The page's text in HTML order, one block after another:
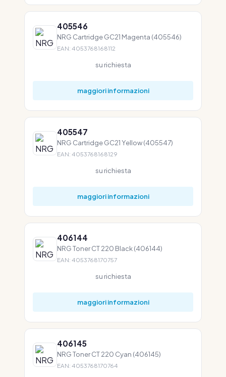
405546
NRG Cartridge GC21 Magenta (405546)
EAN: 4053768168112
su richiesta
maggiori informazioni
405547
NRG Cartridge GC21 Yellow (405547)
EAN: 4053768168129
su richiesta
maggiori informazioni
406144
NRG Toner CT 220 Black (406144)
EAN: 4053768170757
su richiesta
maggiori informazioni
406145
NRG Toner CT 220 Cyan (406145)
EAN: 4053768170764